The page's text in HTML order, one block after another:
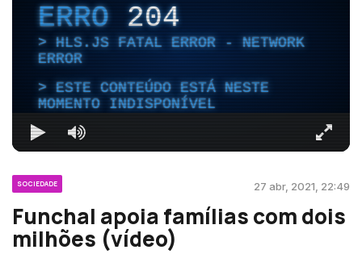
ERRO204
HLS.JS FATAL ERROR - NETWORK
ERROR
ESTE CONTEÚDO ESTÁ NESTE
MOMENTO INDISPONÍVEL
SOCIEDADE 27 abr, 2021, 22:49
Funchal apoia famílias com dois
milhões (vídeo)